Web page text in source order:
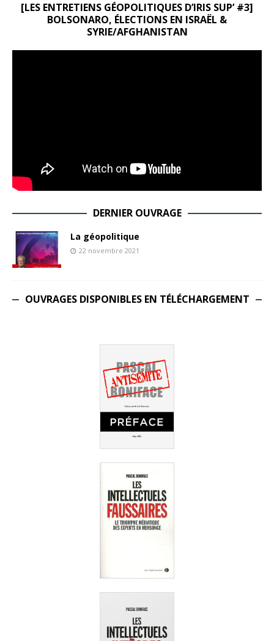
[LES ENTRETIENS GÉOPOLITIQUES D’IRIS SUP’ #3]
BOLSONARO, ÉLECTIONS EN ISRAËL &
SYRIE/AFGHANISTAN
DERNIER OUVRAGE
La géopolitique
22 novembre 2021
OUVRAGES DISPONIBLES EN TÉLÉCHARGEMENT